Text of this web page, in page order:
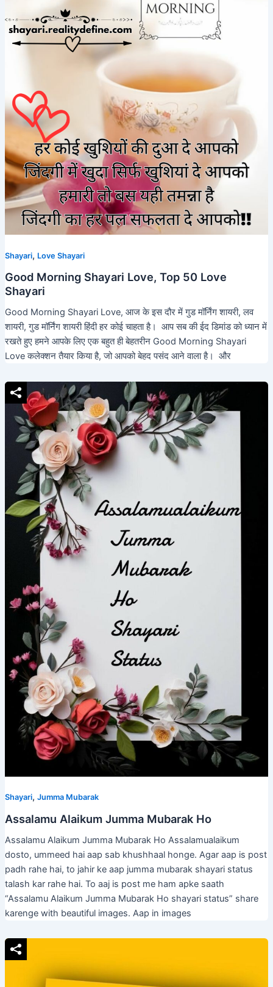
Shayari, Love Shayari
Good Morning Shayari Love, Top 50 Love
Shayari
Good Morning Shayari Love, आज के इस दौर में गुड मॉर्निंग शायरी, लव
शायरी, गुड मॉर्निंग शायरी हिंदी हर कोई चाहता है। आप सब की ईद डिमांड को ध्यान में
रखते हुए हमने आपके लिए एक बहुत ही बेहतरीन Good Morning Shayari
Love कलेक्शन तैयार किया है, जो आपको बेहद पसंद आने वाला है। और
Shayari, Jumma Mubarak
Assalamu Alaikum Jumma Mubarak Ho
Assalamu Alaikum Jumma Mubarak Ho Assalamualaikum
dosto, ummeed hai aap sab khushhaal honge. Agar aap is post
padh rahe hai, to jahir ke aap jumma mubarak shayari status
talash kar rahe hai. To aaj is post me ham apke saath
“Assalamu Alaikum Jumma Mubarak Ho shayari status” share
karenge with beautiful images. Aap in images